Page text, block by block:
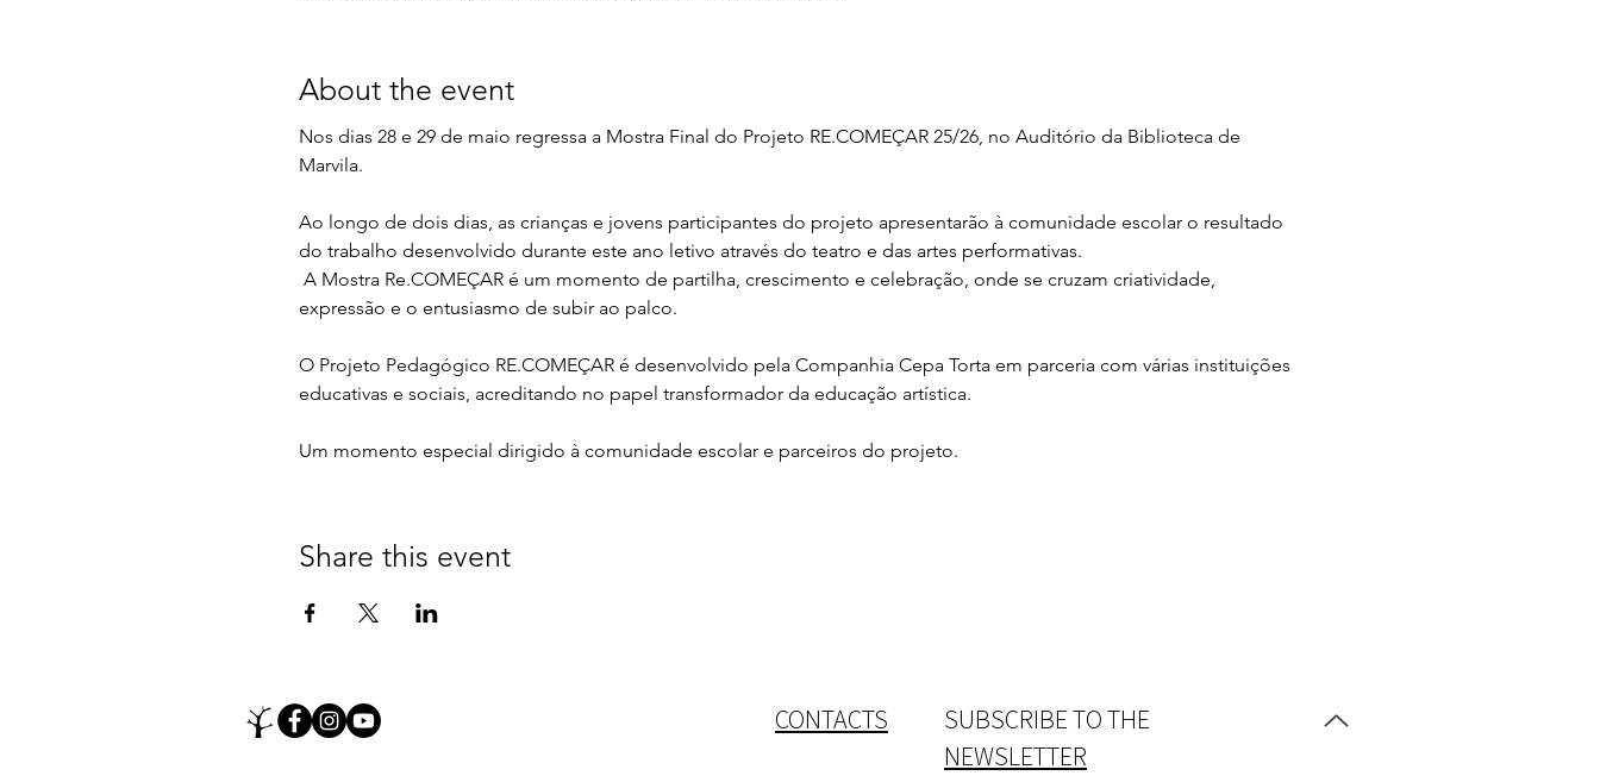
About the event
Nos dias 28 e 29 de maio regressa a Mostra Final do Projeto RE.COMEÇAR 25/26, no Auditório da Biblioteca de
Marvila.
Ao longo de dois dias, as crianças e jovens participantes do projeto apresentarão à comunidade escolar o resultado
do trabalho desenvolvido durante este ano letivo através do teatro e das artes performativas.
A Mostra Re.COMEÇAR é um momento de partilha, crescimento e celebração, onde se cruzam criatividade,
expressão e o entusiasmo de subir ao palco.
O Projeto Pedagógico RE.COMEÇAR é desenvolvido pela Companhia Cepa Torta em parceria com várias instituições
educativas e sociais, acreditando no papel transformador da educação artística.
Um momento especial dirigido à comunidade escolar e parceiros do projeto.
Share this event
CONTACTS
SUBSCRIBE TO THE
NEWSLETTER